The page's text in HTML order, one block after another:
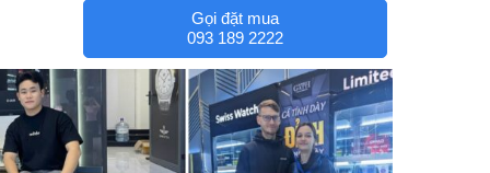
Gọi đặt mua
093 189 2222